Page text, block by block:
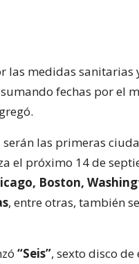
las medidas sanitarias
fechas por el
serán las primeras
el próximo 14 de
Boston,
, entre otras, también
“Seis”, sexto disco